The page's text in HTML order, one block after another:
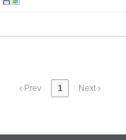
Prev 1 Next